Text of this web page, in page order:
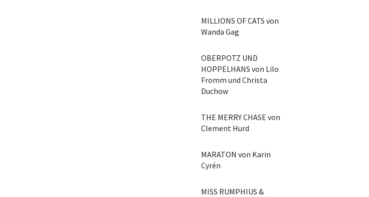
MILLIONS OF CATS von
Wanda Gag
OBERPOTZ UND
HOPPELHANS von Lilo
Fromm und Christa
Duchow
THE MERRY CHASE von
Clement Hurd
MARATON von Karin
Cyrén
MISS RUMPHIUS &